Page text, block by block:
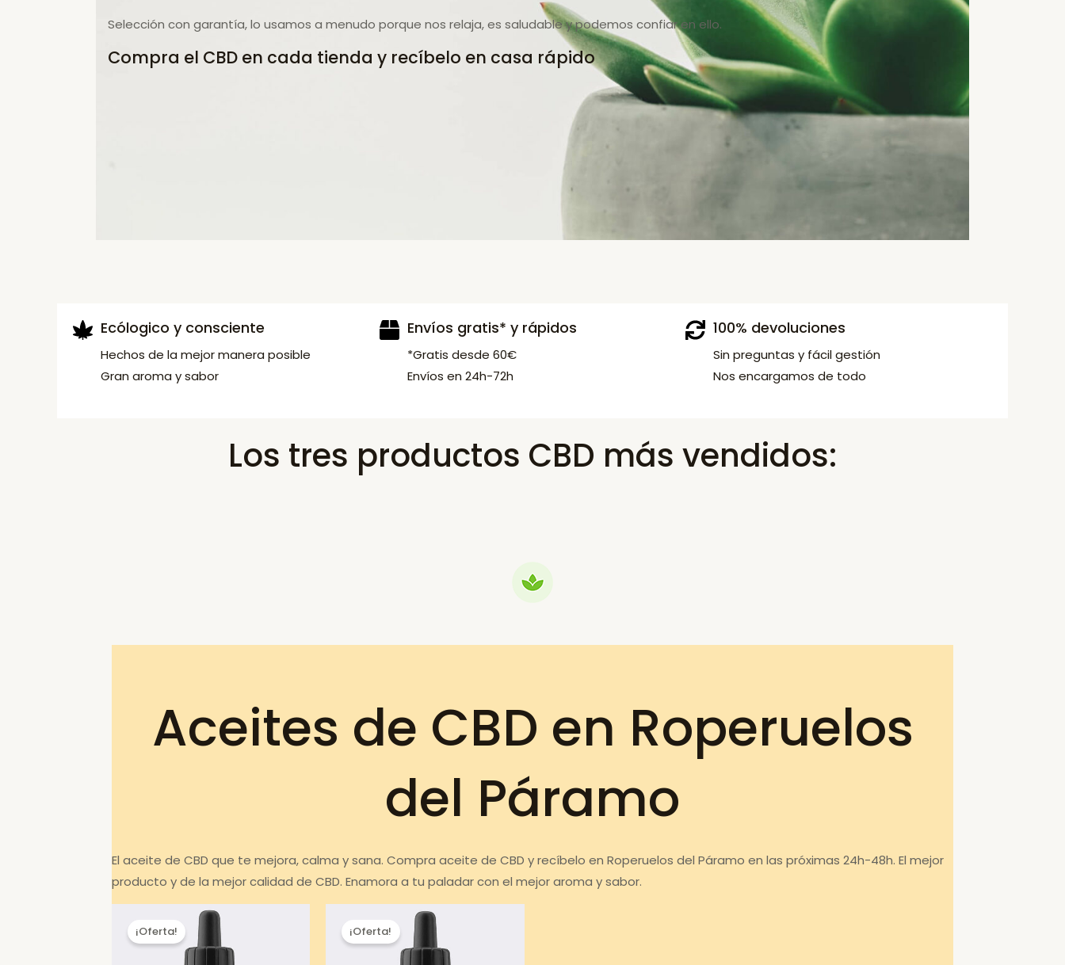
Selección con garantía, lo usamos a menudo porque nos relaja, es saludable y podemos confiar en ello.
Compra el CBD en cada tienda y recíbelo en casa rápido
Ecólogico y consciente
Hechos de la mejor manera posible
Gran aroma y sabor
Envíos gratis* y rápidos
*Gratis desde 60€
Envíos en 24h-72h
100% devoluciones
Sin preguntas y fácil gestión
Nos encargamos de todo
Los tres productos CBD más vendidos:
Aceites de CBD en Roperuelos
del Páramo
El aceite de CBD que te mejora, calma y sana. Compra aceite de CBD y recíbelo en Roperuelos del Páramo en las próximas 24h-48h. El mejor
producto y de la mejor calidad de CBD. Enamora a tu paladar con el mejor aroma y sabor.
¡Oferta! ¡Oferta!